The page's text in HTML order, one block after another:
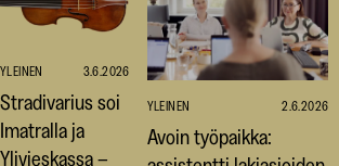
YLEINEN 3.6.2026
Stradivarius soi
Imatralla ja
Ylivieskassa –
YLEINEN 2.6.2026
Avoin työpaikka: